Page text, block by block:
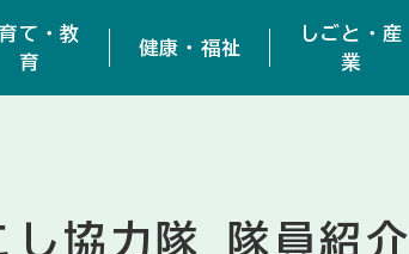
て・教
育
健康・福祉
しごと・産
業
し協力隊 隊員紹介